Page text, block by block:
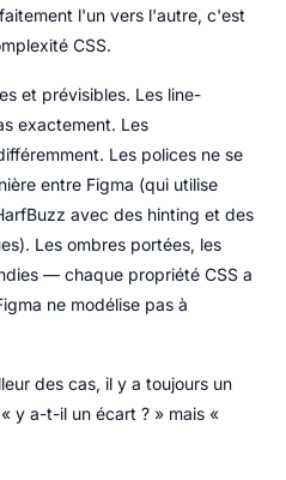
l'un vers l'autre, c'est
CSS.
et prévisibles. Les line-
exactement. Les
Les polices ne se
entre Figma (qui utilise
avec des hinting et des
Les ombres portées, les
— chaque propriété CSS a
ne modélise pas à
des cas, il y a toujours un
y a-t-il un écart ? » mais «